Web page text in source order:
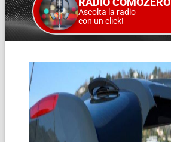
Ascolta la radio
con un click!